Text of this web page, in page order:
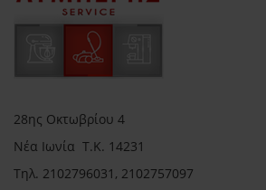
28ης Οκτωβρίου 4
Νέα Ιωνία Τ.Κ. 14231
Τηλ. 2102796031, 2102757097